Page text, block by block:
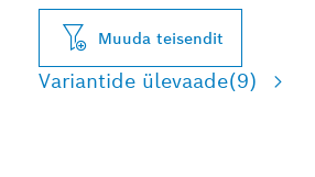
Muuda teisendit
Variantide ülevaade(9)